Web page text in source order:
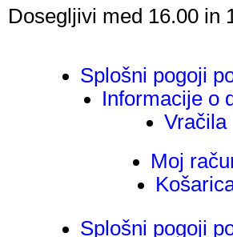
Dosegljivi med 16.00 in
Splošni pogoji
Informacije o
Vračila
Moj
Splošni pogoji